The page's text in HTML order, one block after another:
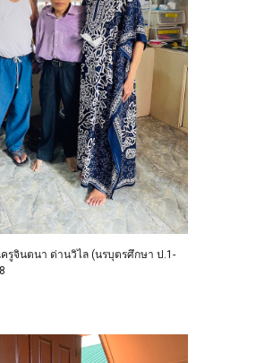
รูจินตนา ด่านวิไล (นรบุตรศึกษา ป.1-